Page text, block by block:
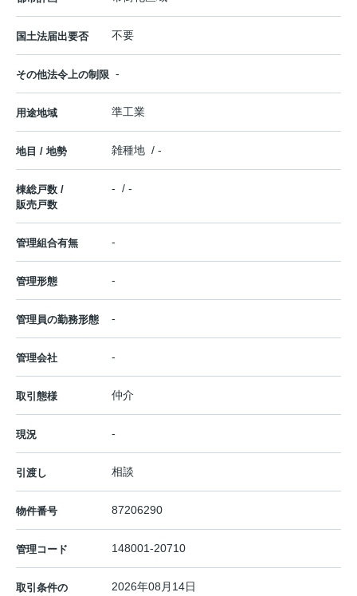
国土法届出要否 不要
その他法令上の制限 -
用途地域 準工業
地目 / 地勢 雑種地 / -
棟総戸数 /
販売戸数
- / -
管理組合有無 -
管理形態 -
管理員の勤務形態 -
管理会社 -
取引態様 仲介
現況 -
引渡し 相談
物件番号 87206290
管理コード 148001-20710
取引条件の
2026年08月14日